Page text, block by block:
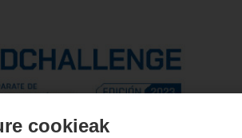
cookieak